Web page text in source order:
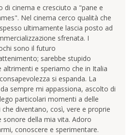
di cinema e cresciuto a "pane e
Nel cinema cerco qualità che
ultimamente lascia posto ad
sfrenata. I
sono il futuro
sarebbe stupido
altrimenti e speriamo che in Italia
si espanda. La
sempre mi appassiona, ascolto di
particolari momenti a delle
che diventano, così, vere e proprie
sonore della mia vita. Adoro
conoscere e sperimentare.